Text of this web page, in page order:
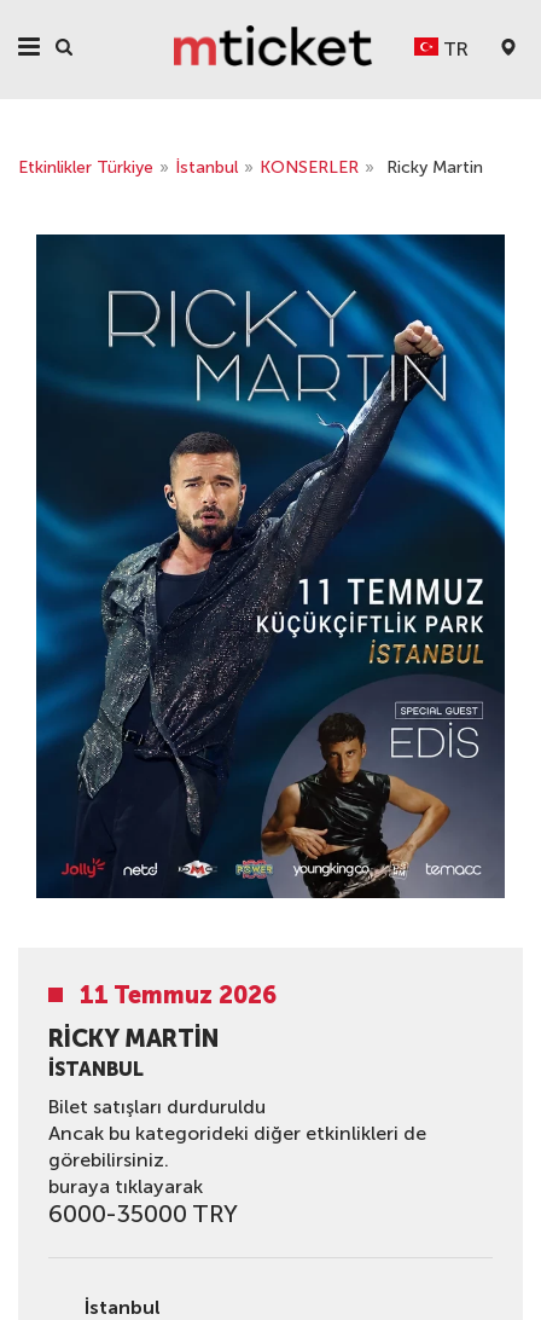
TR
Etkinlikler Türkiye » İstanbul » KONSERLER » Ricky Martin
11 Temmuz 2026
RICKY MARTIN
İSTANBUL
Bilet satışları durduruldu
Ancak bu kategorideki diğer etkinlikleri de
görebilirsiniz.
buraya tıklayarak
6000-35000 TRY
İstanbul